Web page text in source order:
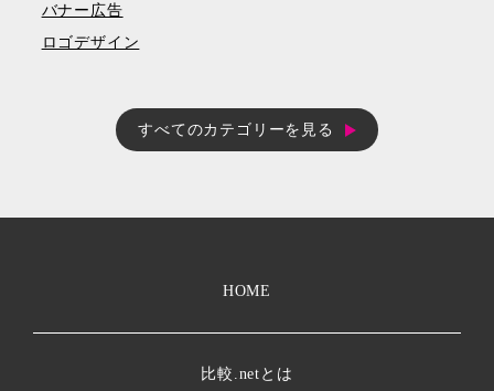
バナー広告
ロゴデザイン
すべてのカテゴリーを見る
HOME
比較.netとは